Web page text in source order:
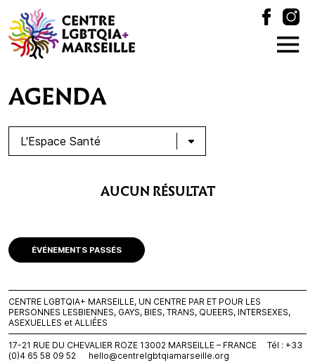
AGENDA
AUCUN RÉSULTAT
ÉVÉNEMENTS PASSÉS
CENTRE LGBTQIA+ MARSEILLE, UN CENTRE PAR ET POUR LES
PERSONNES LESBIENNES, GAYS, BIES, TRANS, QUEERS, INTERSEXES,
ASEXUELLES et ALLIÉES
17-21 RUE DU CHEVALIER ROZE 13002 MARSEILLE – FRANCE Tél : +33
(0)4 65 58 09 52
hello@centrelgbtqiamarseille.org